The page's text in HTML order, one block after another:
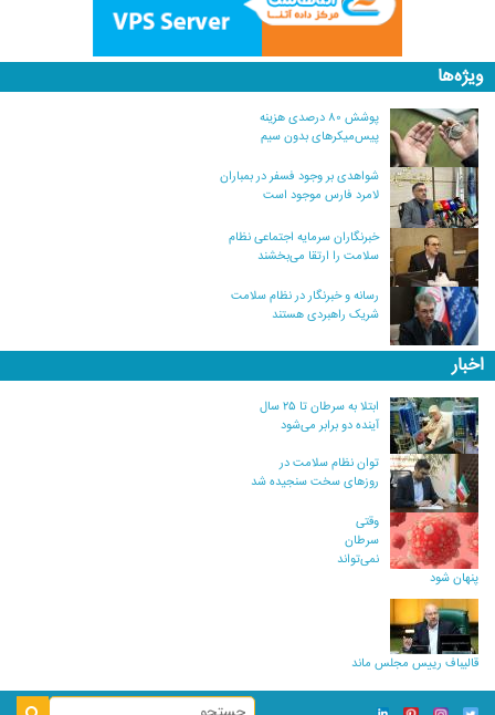
ویژه‌ها
پوشش ۸۰ درصدی هزینه
پیس‌میکرهای بدون سیم
شواهدی بر وجود فسفر در بمباران
لامرد فارس موجود است
خبرنگاران سرمایه اجتماعی نظام
سلامت را ارتقا می‌بخشند
رسانه و خبرنگار در نظام سلامت
شریک راهبردی هستند
اخبار
ابتلا به سرطان تا ۲۵ سال
آینده دو برابر می‌شود
توان نظام سلامت در
روزهای سخت سنجیده شد
وقتی
سرطان
نمی‌تواند
پنهان شود
قالیباف رییس مجلس ماند